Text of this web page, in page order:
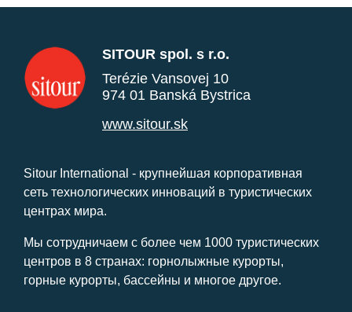
SITOUR spol. s r.o.
Terézie Vansovej 10
974 01 Banská Bystrica
www.sitour.sk
Sitour International - крупнейшая корпоративная
сеть технологических инноваций в туристических
центрах мира.
Мы сотрудничаем с более чем 1000 туристических
центров в 8 странах: горнолыжные курорты,
горные курорты, бассейны и многое другое.